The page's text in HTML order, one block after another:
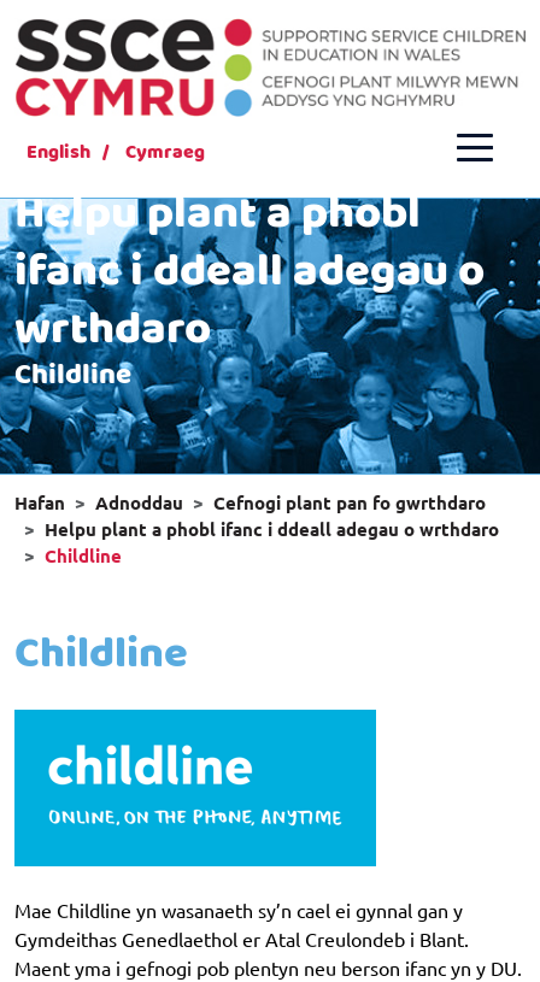
English Cymraeg
Helpu plant a phobl
ifanc i ddeall adegau o
wrthdaro
Childline
Hafan Adnoddau
Cefnogi plant pan fo gwrthdaro
Helpu plant a phobl ifanc i ddeall adegau o wrthdaro
Childline
Childline
Mae Childline yn wasanaeth sy’n cael ei gynnal gan y
Gymdeithas Genedlaethol er Atal Creulondeb i Blant.
Maent yma i gefnogi pob plentyn neu berson ifanc yn y DU.